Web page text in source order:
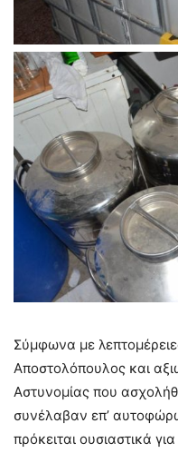
Σύμφωνα με
Αποστολόπουλος και
Αστυνομίας που
συνέλαβαν επ’
πρόκειται ουσιαστικά